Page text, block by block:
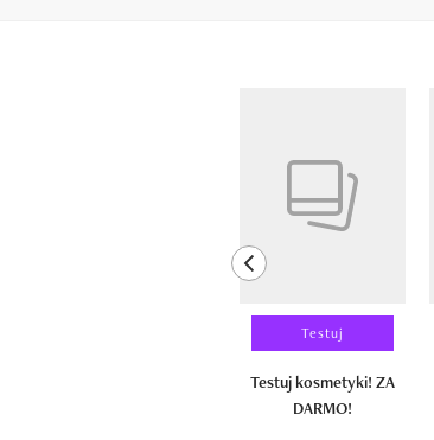
previous element
Testuj
Testuj kosmetyki! ZA
DARMO!